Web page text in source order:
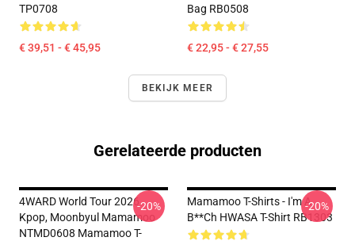
TP0708
€ 39,51 - € 45,95
Bag RB0508
€ 22,95 - € 27,55
BEKIJK MEER
Gerelateerde producten
4WARD World Tour 2026
Kpop, Moonbyul Mamamoo
NTMD0608 Mamamoo T-
-20%
Mamamoo T-Shirts - I'm A
B**ch HWASA T-Shirt RB1303
-20%